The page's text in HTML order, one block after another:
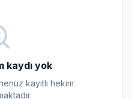
kaydı yok
kayıtlı hekim